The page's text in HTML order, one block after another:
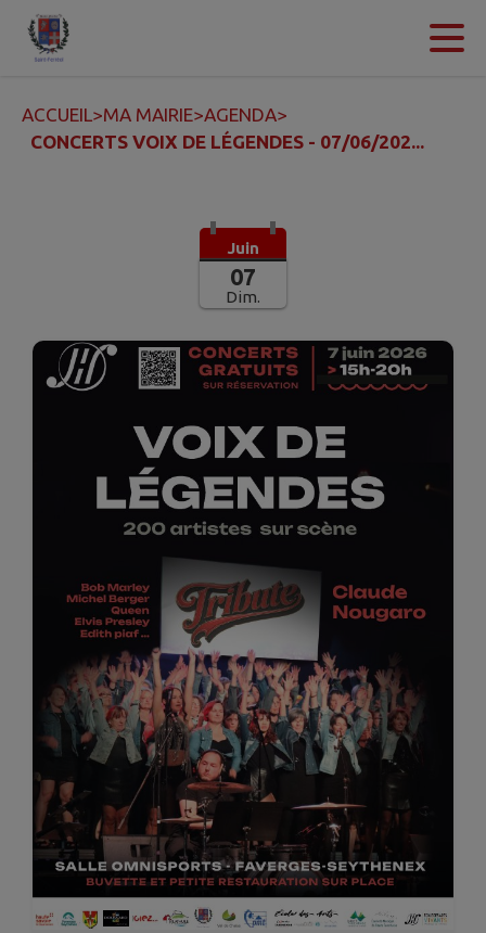
Contenu
ACCUEIL>MA MAIRIE>AGENDA>
CONCERTS VOIX DE LÉGENDES - 07/06/202...
Juin
07
Dim.